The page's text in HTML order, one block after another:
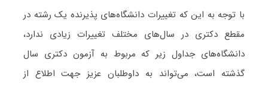
با توجه به این که تغییرات دانشگاه‌های پذیرنده یک رشته در
مقطع دکتری در سال‌های مختلف تغییرات زیادی ندارد،
دانشگاه‌های جداول زیر که مربوط به آزمون دکتری سال
گذشته است، می‌تواند به داوطلبان عزیز جهت اطلاع از